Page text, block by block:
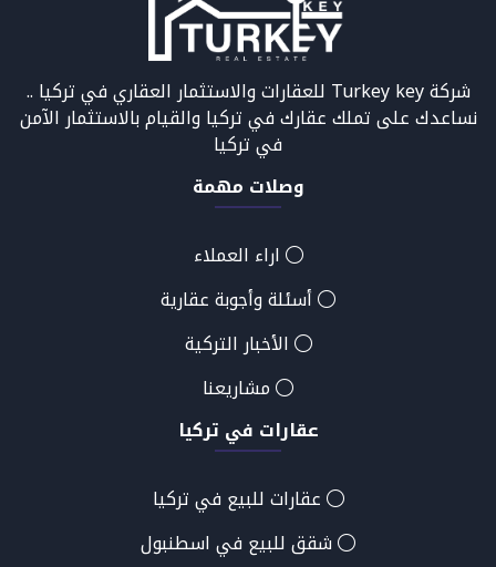
شركة Turkey key للعقارات والاستثمار العقاري في تركيا ..
نساعدك على تملك عقارك في تركيا والقيام بالاستثمار الآمن
في تركيا
وصلات مهمة
اراء العملاء
أسئلة وأجوبة عقارية
الأخبار التركية
مشاريعنا
عقارات في تركيا
عقارات للبيع في تركيا
شقق للبيع في اسطنبول